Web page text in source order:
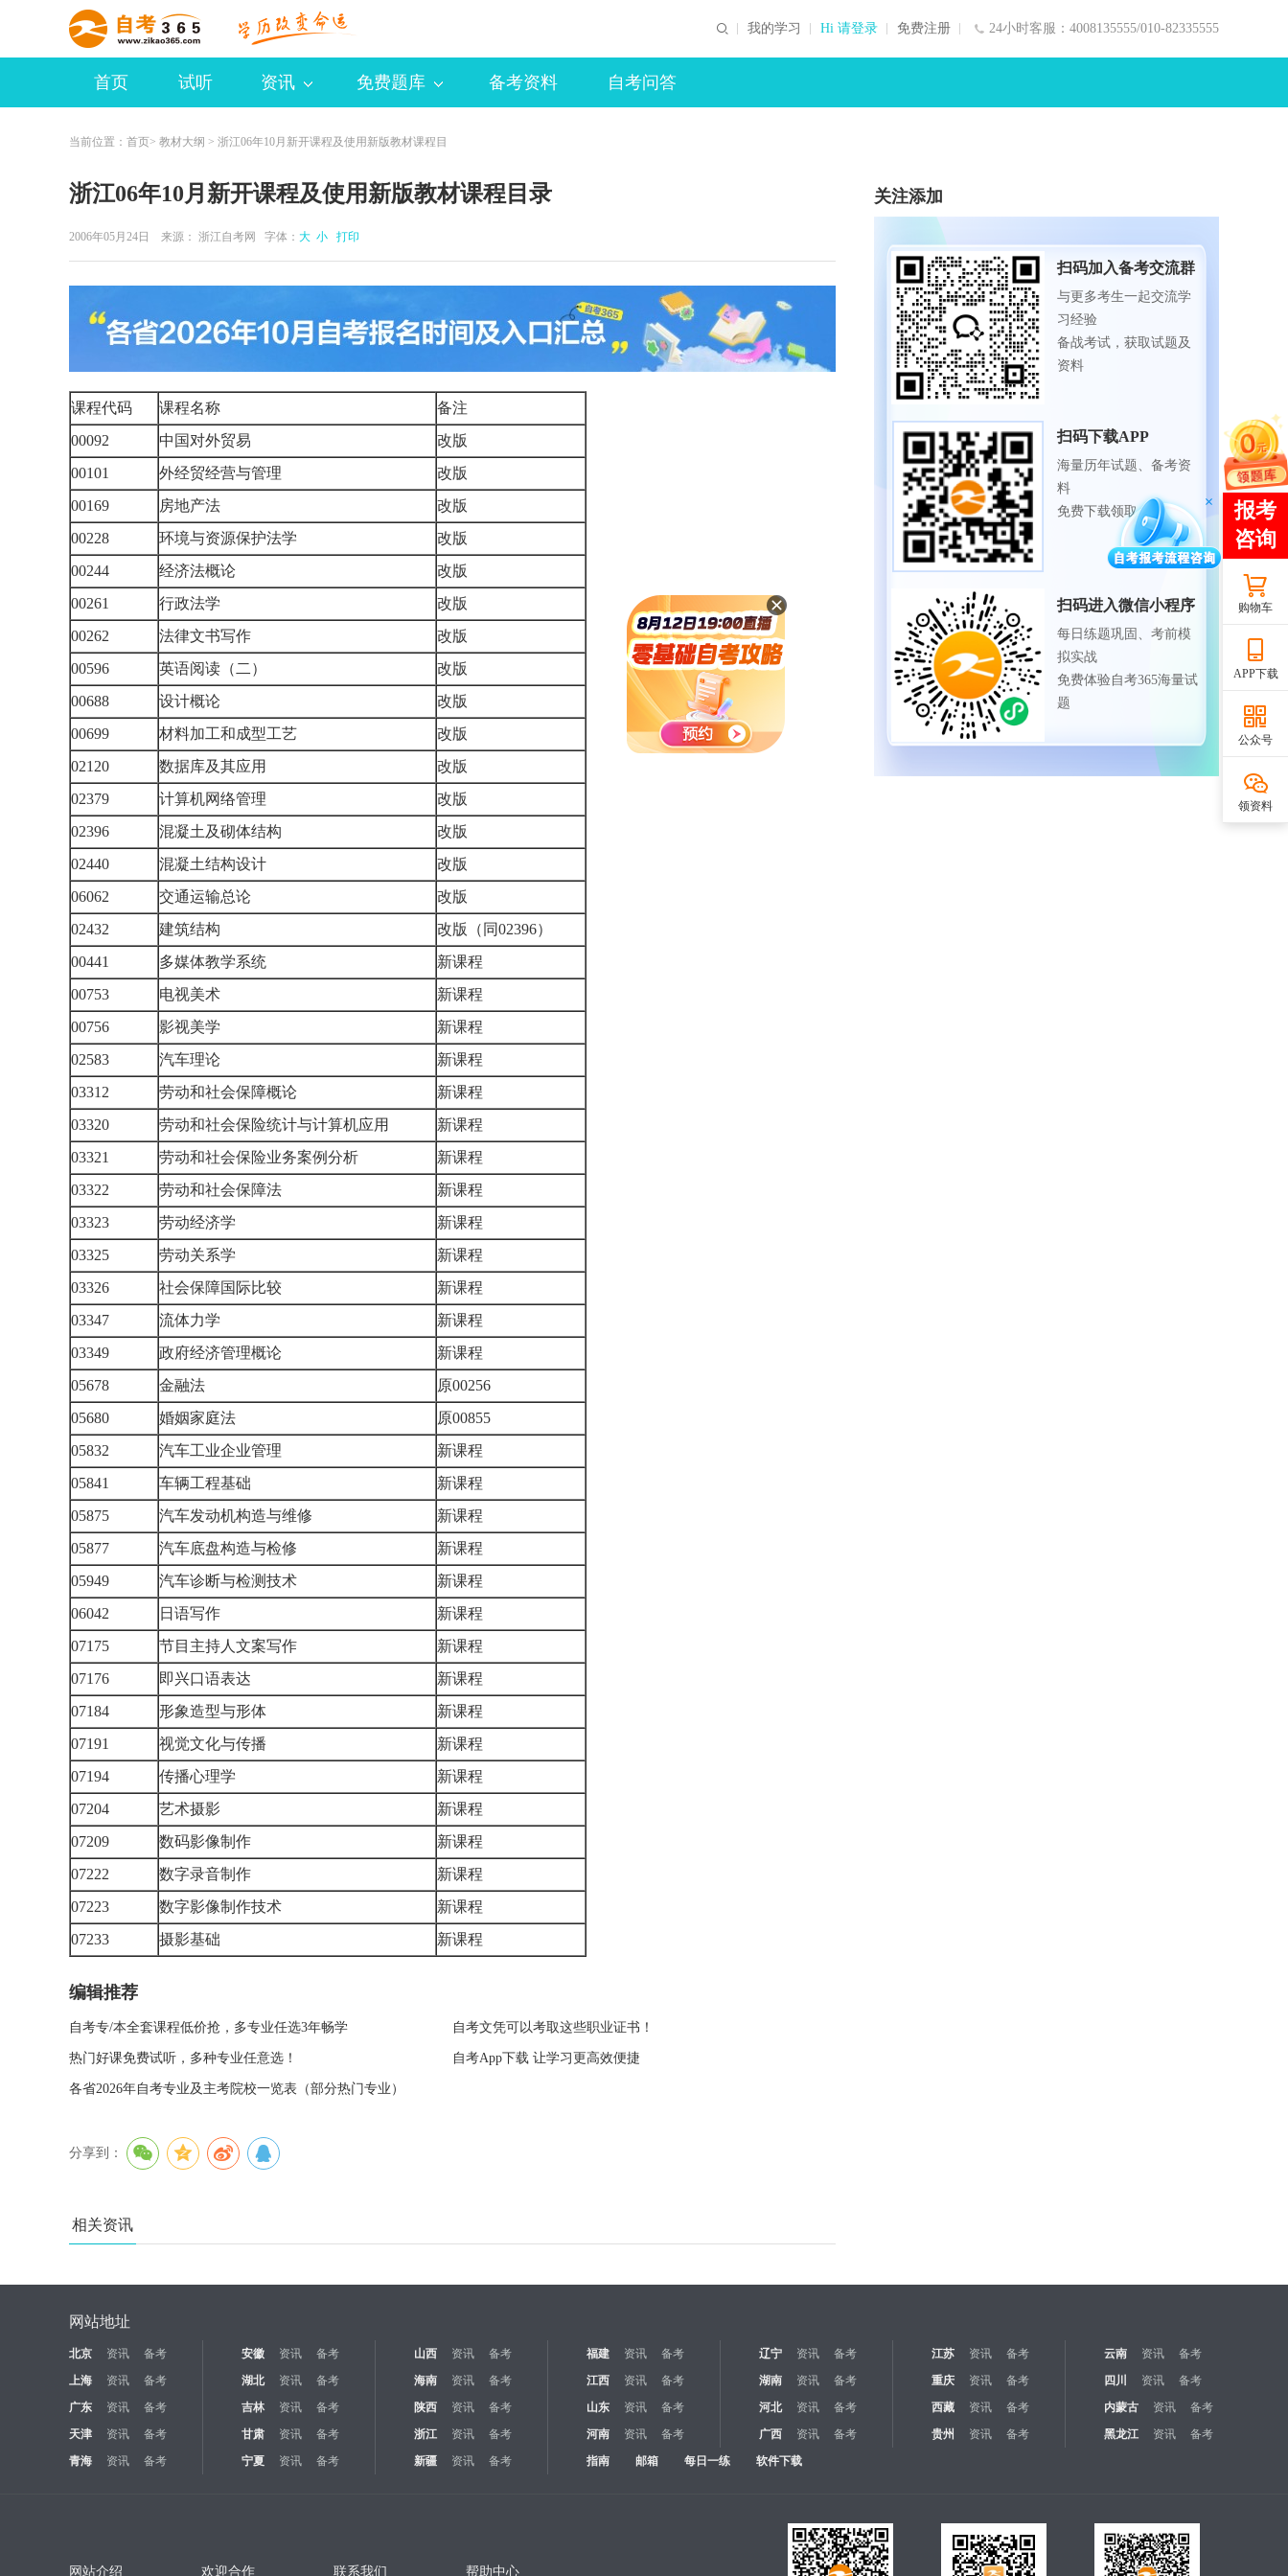
24小时客服：4008135555/010-82335555
我的学习 Hi 请登录 免费注册
首页 试听 资讯 免费题库 备考资料 自考问答
当前位置： 首页> 教材大纲 > 浙江06年10月新开课程及使用新版教材课程目
浙江06年10月新开课程及使用新版教材课程目录
2006年05月24日 来源： 浙江自考网 字体： 大 小 打印
课程代码 课程名称
备注
00092
中国对外贸易
改版
00101
外经贸经营与管理
改版
00169
房地产法
改版
00228
环境与资源保护法学
改版
00244
经济法概论
改版
00261
行政法学
改版
00262
法律文书写作
改版
00596
英语阅读（二）
改版
00688
设计概论
改版
00699
材料加工和成型工艺
改版
02120
数据库及其应用
改版
02379
计算机网络管理
改版
02396
混凝土及砌体结构
改版
02440
混凝土结构设计
改版
06062
交通运输总论
改版
02432
建筑结构
改版（同02396）
00441
多媒体教学系统
新课程
00753
电视美术
新课程
00756
影视美学
新课程
02583
汽车理论
新课程
03312
劳动和社会保障概论
新课程
03320
劳动和社会保险统计与计算机应用
新课程
03321
劳动和社会保险业务案例分析
新课程
03322
劳动和社会保障法
新课程
03323
劳动经济学
新课程
03325
劳动关系学
新课程
03326
社会保障国际比较
新课程
03347
流体力学
新课程
03349
政府经济管理概论
新课程
05678
金融法
原00256
05680
婚姻家庭法
原00855
05832
汽车工业企业管理
新课程
05841
车辆工程基础
新课程
05875
汽车发动机构造与维修
新课程
05877
汽车底盘构造与检修
新课程
05949
汽车诊断与检测技术
新课程
06042
日语写作
新课程
07175
节目主持人文案写作
新课程
07176
即兴口语表达
新课程
07184
形象造型与形体
新课程
07191
视觉文化与传播
新课程
07194
传播心理学
新课程
07204
艺术摄影
新课程
07209
数码影像制作
新课程
07222
数字录音制作
新课程
07223
数字影像制作技术
新课程
07233
摄影基础 新课程
编辑推荐
自考专/本全套课程低价抢，多专业任选3年畅学 自考文凭可以考取这些职业证书！
热门好课免费试听，多种专业任意选！ 自考App下载 让学习更高效便捷
各省2026年自考专业及主考院校一览表（部分热门专业）
分享到：
相关资讯
关注添加
扫码加入备考交流群
与更多考生一起交流学
习经验
备战考试，获取试题及
资料
扫码下载APP
海量历年试题、备考资
料
免费下载领取
扫码进入微信小程序
每日练题巩固、考前模
拟实战
免费体验自考365海量试
题
购物车
APP下载
公众号
领资料
网站地址
北京 资讯 备考 安徽 资讯 备考 山西 资讯 备考 福建 资讯 备考 辽宁 资讯 备考 江苏 资讯 备考 云南 资讯
备考
上海
资讯 备考 湖北 资讯 备考 海南 资讯 备考 江西 资讯 备考 湖南 资讯 备考 重庆 资讯 备考 四川 资讯
备考
广东
资讯 备考 吉林 资讯 备考 陕西 资讯 备考 山东 资讯 备考 河北 资讯 备考 西藏 资讯 备考 内蒙古 资讯
备考
天津
资讯 备考 甘肃 资讯 备考 浙江 资讯 备考 河南 资讯 备考 广西 资讯 备考 贵州 资讯 备考 黑龙江 资讯
备考
青海
资讯 备考 宁夏 资讯 备考 新疆 资讯 备考 指南 邮箱 每日一练 软件下载
网站介绍 欢迎合作 联系我们 帮助中心